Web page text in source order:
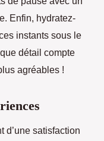
Enfin, hydratez-
instants sous le
détail compte
agréables !
d’une satisfaction